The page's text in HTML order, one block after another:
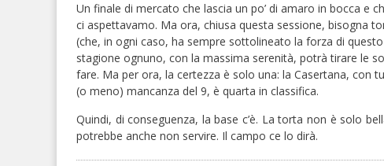
Un finale di mercato che lascia un po’ di amaro in bocca e
ci aspettavamo. Ma ora, chiusa questa sessione, bisogna
(che, in ogni caso, ha sempre sottolineato la forza di
stagione ognuno, con la massima serenità, potrà tirare le
fare. Ma per ora, la certezza è solo una: la Casertana, con
(o meno) mancanza del 9, è quarta in classifica.
Quindi, di conseguenza, la base c’è. La torta non è solo
potrebbe anche non servire. Il campo ce lo dirà.